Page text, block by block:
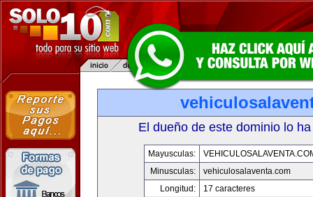
El dueño de este dominio lo
Mayusculas:
Minusculas:
vehiculosalaventa.com
Longitud:
17 caracteres